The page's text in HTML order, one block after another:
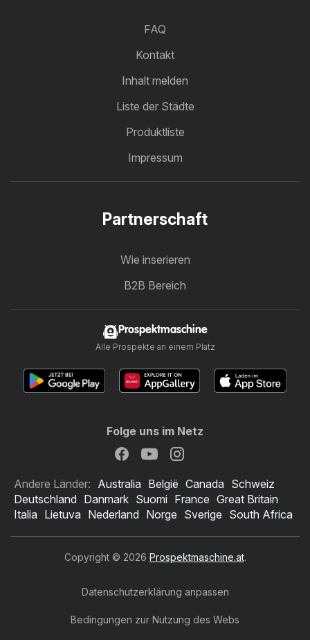
FAQ
Kontakt
Inhalt melden
Liste der Städte
Produktliste
Impressum
Partnerschaft
Wie inserieren
B2B Bereich
Prospektmaschine
Alle Prospekte an einem Platz
Folge uns im Netz
Andere Länder: Australia België Canada Schweiz
Deutschland Danmark Suomi France Great Britain
Italia Lietuva Nederland Norge Sverige South Africa
Copyright © 2026 Prospektmaschine.at.
Datenschutzerklärung anpassen
Bedingungen zur Nutzung des Webs